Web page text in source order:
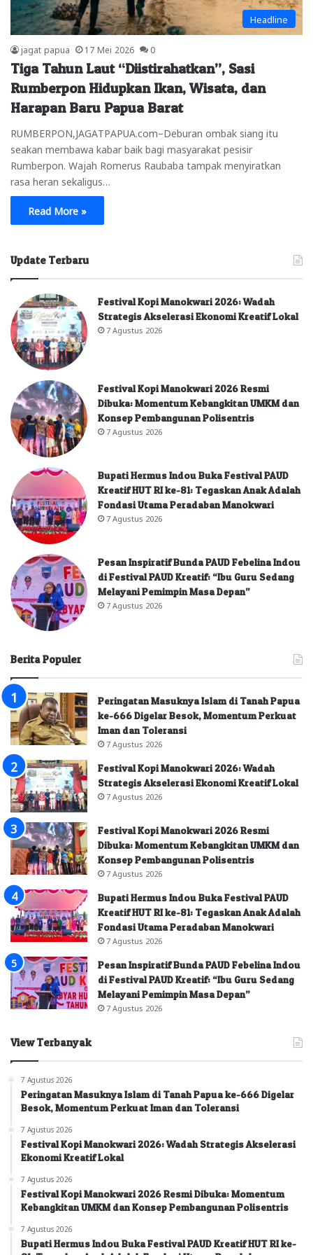
Headline
jagat papua 17 Mei 2026 0
Tiga Tahun Laut “Diistirahatkan”, Sasi
Rumberpon Hidupkan Ikan, Wisata, dan
Harapan Baru Papua Barat
RUMBERPON,JAGATPAPUA.com–Deburan ombak siang itu
seakan membawa kabar baik bagi masyarakat pesisir
Rumberpon. Wajah Romerus Raubaba tampak menyiratkan
rasa heran sekaligus…
Read More »
Update Terbaru
Festival Kopi Manokwari 2026: Wadah
Strategis Akselerasi Ekonomi Kreatif Lokal
7 Agustus 2026
Festival Kopi Manokwari 2026 Resmi
Dibuka: Momentum Kebangkitan UMKM dan
Konsep Pembangunan Polisentris
7 Agustus 2026
Bupati Hermus Indou Buka Festival PAUD
Kreatif HUT RI ke-81: Tegaskan Anak Adalah
Fondasi Utama Peradaban Manokwari
7 Agustus 2026
Pesan Inspiratif Bunda PAUD Febelina Indou
di Festival PAUD Kreatif: “Ibu Guru Sedang
Melayani Pemimpin Masa Depan”
7 Agustus 2026
Berita Populer
Peringatan Masuknya Islam di Tanah Papua
ke-666 Digelar Besok, Momentum Perkuat
Iman dan Toleransi
7 Agustus 2026
Festival Kopi Manokwari 2026: Wadah
Strategis Akselerasi Ekonomi Kreatif Lokal
7 Agustus 2026
Festival Kopi Manokwari 2026 Resmi
Dibuka: Momentum Kebangkitan UMKM dan
Konsep Pembangunan Polisentris
7 Agustus 2026
Bupati Hermus Indou Buka Festival PAUD
Kreatif HUT RI ke-81: Tegaskan Anak Adalah
Fondasi Utama Peradaban Manokwari
7 Agustus 2026
Pesan Inspiratif Bunda PAUD Febelina Indou
di Festival PAUD Kreatif: “Ibu Guru Sedang
Melayani Pemimpin Masa Depan”
7 Agustus 2026
View Terbanyak
7 Agustus 2026
Peringatan Masuknya Islam di Tanah Papua ke-666 Digelar
Besok, Momentum Perkuat Iman dan Toleransi
7 Agustus 2026
Festival Kopi Manokwari 2026: Wadah Strategis Akselerasi
Ekonomi Kreatif Lokal
7 Agustus 2026
Festival Kopi Manokwari 2026 Resmi Dibuka: Momentum
Kebangkitan UMKM dan Konsep Pembangunan Polisentris
7 Agustus 2026
Bupati Hermus Indou Buka Festival PAUD Kreatif HUT RI ke-